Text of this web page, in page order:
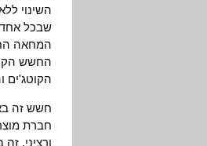
שבכל אחד
המחאה
החשש
הקוטג'ים
חשש זה
חברת
ורציני.